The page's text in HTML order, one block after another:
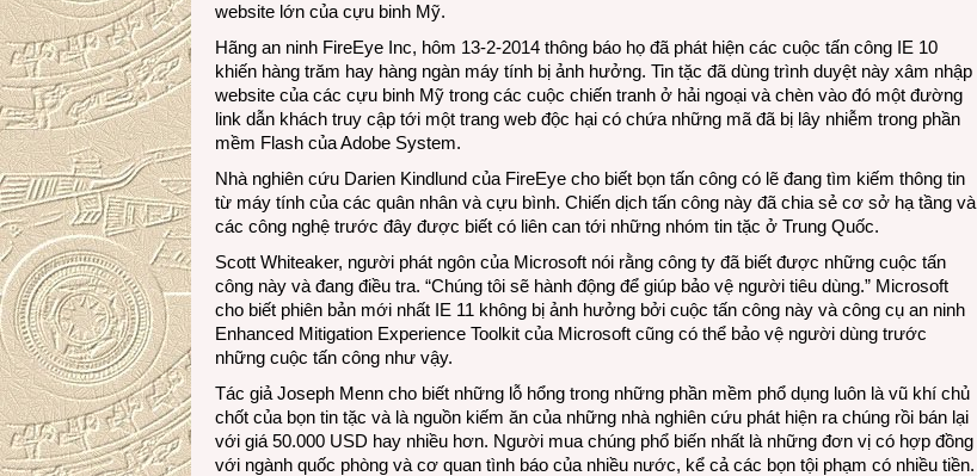
số
website lớn của cựu binh Mỹ.
Hãng an ninh FireEye Inc, hôm 13-2-2014 thông báo họ đã phát hiện các cuộc tấn công IE 10
khiến hàng trăm hay hàng ngàn máy tính bị ảnh hưởng. Tin tặc đã dùng trình duyệt này xâm nhập
website của các cựu binh Mỹ trong các cuộc chiến tranh ở hải ngoại và chèn vào đó một đường
link dẫn khách truy cập tới một trang web độc hại có chứa những mã đã bị lây nhiễm trong phần
mềm Flash của Adobe System.
Nhà nghiên cứu Darien Kindlund của FireEye cho biết bọn tấn công có lẽ đang tìm kiếm thông tin
từ máy tính của các quân nhân và cựu bình. Chiến dịch tấn công này đã chia sẻ cơ sở hạ tầng và
các công nghệ trước đây được biết có liên can tới những nhóm tin tặc ở Trung Quốc.
Scott Whiteaker, người phát ngôn của Microsoft nói rằng công ty đã biết được những cuộc tấn
công này và đang điều tra. “Chúng tôi sẽ hành động để giúp bảo vệ người tiêu dùng.” Microsoft
cho biết phiên bản mới nhất IE 11 không bị ảnh hưởng bởi cuộc tấn công này và công cụ an ninh
Enhanced Mitigation Experience Toolkit của Microsoft cũng có thể bảo vệ người dùng trước
những cuộc tấn công như vậy.
Tác giả Joseph Menn cho biết những lỗ hổng trong những phần mềm phổ dụng luôn là vũ khí chủ
chốt của bọn tin tặc và là nguồn kiếm ăn của những nhà nghiên cứu phát hiện ra chúng rồi bán lại
với giá 50.000 USD hay nhiều hơn. Người mua chúng phổ biến nhất là những đơn vị có hợp đồng
với ngành quốc phòng và cơ quan tình báo của nhiều nước, kể cả các bọn tội phạm có nhiều tiền.